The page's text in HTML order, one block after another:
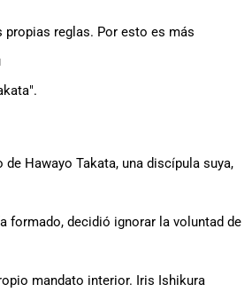
reglas. Por esto es más
Hawayo Takata, una discípula suya,
formado, decidió ignorar la voluntad de
mandato interior. Iris Ishikura